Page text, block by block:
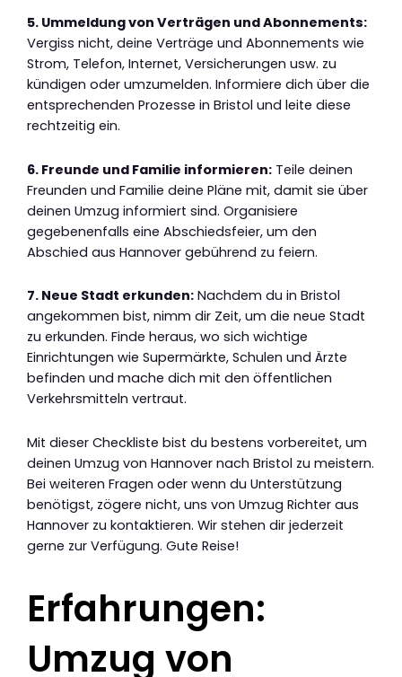
5. Ummeldung von Verträgen und Abonnements:
Vergiss nicht, deine Verträge und Abonnements wie
Strom, Telefon, Internet, Versicherungen usw. zu
kündigen oder umzumelden. Informiere dich über die
entsprechenden Prozesse in Bristol und leite diese
rechtzeitig ein.
6. Freunde und Familie informieren: Teile deinen
Freunden und Familie deine Pläne mit, damit sie über
deinen Umzug informiert sind. Organisiere
gegebenenfalls eine Abschiedsfeier, um den
Abschied aus Hannover gebührend zu feiern.
7. Neue Stadt erkunden: Nachdem du in Bristol
angekommen bist, nimm dir Zeit, um die neue Stadt
zu erkunden. Finde heraus, wo sich wichtige
Einrichtungen wie Supermärkte, Schulen und Ärzte
befinden und mache dich mit den öffentlichen
Verkehrsmitteln vertraut.
Mit dieser Checkliste bist du bestens vorbereitet, um
deinen Umzug von Hannover nach Bristol zu meistern.
Bei weiteren Fragen oder wenn du Unterstützung
benötigst, zögere nicht, uns von Umzug Richter aus
Hannover zu kontaktieren. Wir stehen dir jederzeit
gerne zur Verfügung. Gute Reise!
Erfahrungen:
Umzug von